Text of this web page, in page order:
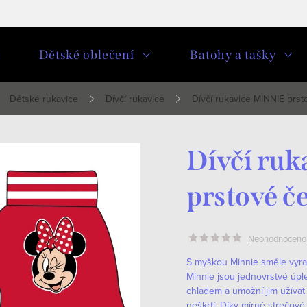
Dětské oblečení Batohy a tašky
Dětské rukavice Dívčí rukavice Dívčí rukavice MINNIE
Dívčí
prstové
Neohodnoceno
S myškou Minnie směle
Minnie jsou jednovrstvé
chladem a umožní jim